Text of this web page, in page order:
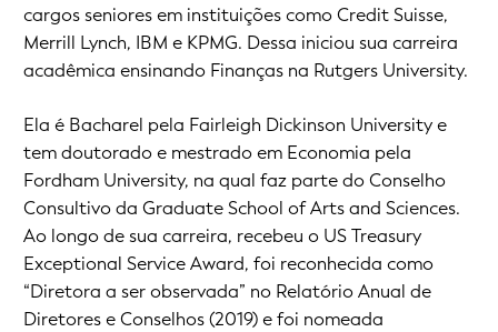
cargos seniores em instituições como Credit Suisse,
Merrill Lynch, IBM e KPMG. Dessa iniciou sua carreira
acadêmica ensinando Finanças na Rutgers University.
Ela é Bacharel pela Fairleigh Dickinson University e
tem doutorado e mestrado em Economia pela
Fordham University, na qual faz parte do Conselho
Consultivo da Graduate School of Arts and Sciences.
Ao longo de sua carreira, recebeu o US Treasury
Exceptional Service Award, foi reconhecida como
“Diretora a ser observada” no Relatório Anual de
Diretores e Conselhos (2019) e foi nomeada